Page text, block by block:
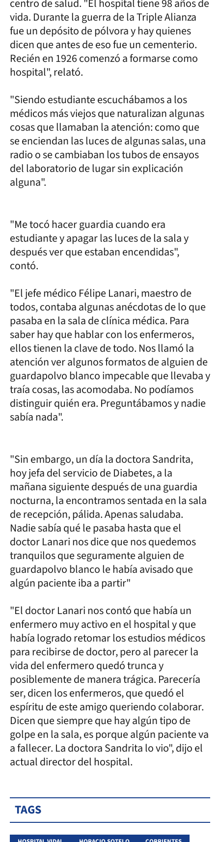
centro de salud. "El hospital tiene 98 años de
vida. Durante la guerra de la Triple Alianza
fue un depósito de pólvora y hay quienes
dicen que antes de eso fue un cementerio.
Recién en 1926 comenzó a formarse como
hospital", relató.
"Siendo estudiante escuchábamos a los
médicos más viejos que naturalizan algunas
cosas que llamaban la atención: como que
se enciendan las luces de algunas salas, una
radio o se cambiaban los tubos de ensayos
del laboratorio de lugar sin explicación
alguna".
"Me tocó hacer guardia cuando era
estudiante y apagar las luces de la sala y
después ver que estaban encendidas",
contó.
"El jefe médico Félipe Lanari, maestro de
todos, contaba algunas anécdotas de lo que
pasaba en la sala de clínica médica. Para
saber hay que hablar con los enfermeros,
ellos tienen la clave de todo. Nos llamó la
atención ver algunos formatos de alguien de
guardapolvo blanco impecable que llevaba y
traía cosas, las acomodaba. No podíamos
distinguir quién era. Preguntábamos y nadie
sabía nada".
"Sin embargo, un día la doctora Sandrita,
hoy jefa del servicio de Diabetes, a la
mañana siguiente después de una guardia
nocturna, la encontramos sentada en la sala
de recepción, pálida. Apenas saludaba.
Nadie sabía qué le pasaba hasta que el
doctor Lanari nos dice que nos quedemos
tranquilos que seguramente alguien de
guardapolvo blanco le había avisado que
algún paciente iba a partir"
"El doctor Lanari nos contó que había un
enfermero muy activo en el hospital y que
había logrado retomar los estudios médicos
para recibirse de doctor, pero al parecer la
vida del enfermero quedó trunca y
posiblemente de manera trágica. Parecería
ser, dicen los enfermeros, que quedó el
espíritu de este amigo queriendo colaborar.
Dicen que siempre que hay algún tipo de
golpe en la sala, es porque algún paciente va
a fallecer. La doctora Sandrita lo vio", dijo el
actual director del hospital.
TAGS